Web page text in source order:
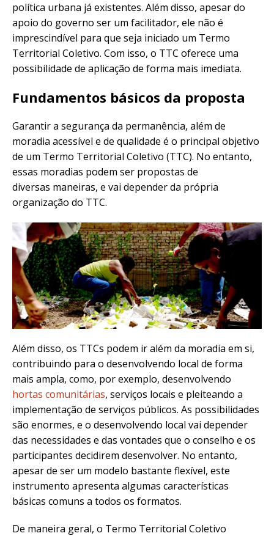
política urbana já existentes. Além disso, apesar do
apoio do governo ser um facilitador, ele não é
imprescindível para que seja iniciado um Termo
Territorial Coletivo. Com isso, o TTC oferece uma
possibilidade de aplicação de forma mais imediata.
Fundamentos básicos da proposta
Garantir a segurança da permanência, além de
moradia acessível e de qualidade é o principal objetivo
de um Termo Territorial Coletivo (TTC). No entanto,
essas moradias podem ser propostas de
diversas maneiras, e vai depender da própria
organização do TTC.
Além disso, os TTCs podem ir além da moradia em si,
contribuindo para o desenvolvendo local de forma
mais ampla, como, por exemplo, desenvolvendo
hortas comunitárias, serviços locais e pleiteando a
implementação de serviços públicos. As possibilidades
são enormes, e o desenvolvendo local vai depender
das necessidades e das vontades que o conselho e os
participantes decidirem desenvolver. No entanto,
apesar de ser um modelo bastante flexível, este
instrumento apresenta algumas características
básicas comuns a todos os formatos.
De maneira geral, o Termo Territorial Coletivo